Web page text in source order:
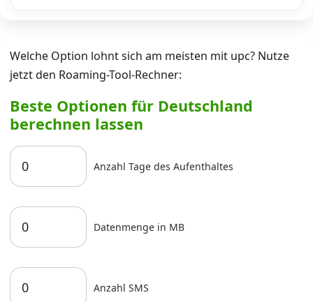
Welche Option lohnt sich am meisten mit upc? Nutze
jetzt den Roaming-Tool-Rechner:
Beste Optionen für Deutschland
berechnen lassen
Anzahl Tage des Aufenthaltes
Datenmenge in MB
Anzahl SMS